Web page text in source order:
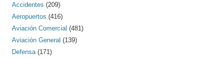
Accidentes (209)
Aeropuertos (416)
Aviación Comercial (481)
Aviación General (139)
Defensa (171)